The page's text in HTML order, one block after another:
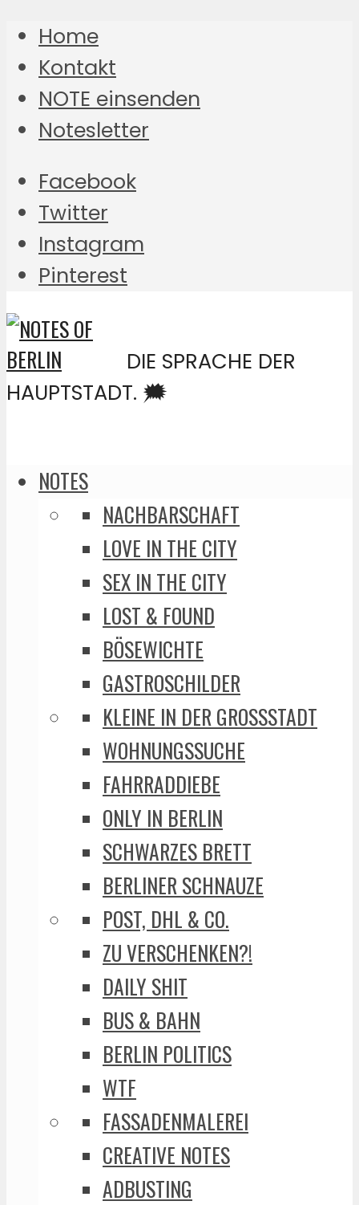
Home
Kontakt
NOTE einsenden
Notesletter
Facebook
Twitter
Instagram
Pinterest
DIE SPRACHE DER
HAUPTSTADT. 🗯️
NOTES
NACHBARSCHAFT
LOVE IN THE CITY
SEX IN THE CITY
LOST & FOUND
BÖSEWICHTE
GASTROSCHILDER
KLEINE IN DER GROSSSTADT
WOHNUNGSSUCHE
FAHRRADDIEBE
ONLY IN BERLIN
SCHWARZES BRETT
BERLINER SCHNAUZE
POST, DHL & CO.
ZU VERSCHENKEN?!
DAILY SHIT
BUS & BAHN
BERLIN POLITICS
WTF
FASSADENMALEREI
CREATIVE NOTES
ADBUSTING